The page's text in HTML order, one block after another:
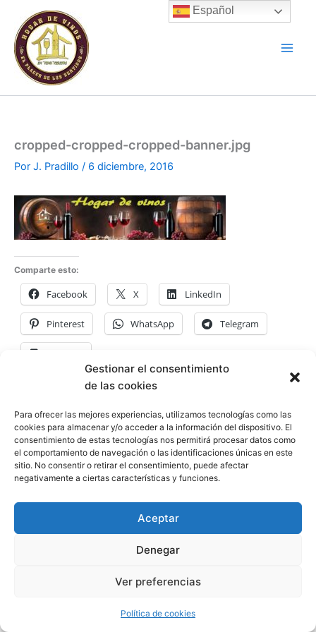
Gestionar el consentimiento
de las cookies
Para ofrecer las mejores experiencias, utilizamos tecnologías como las
cookies para almacenar y/o acceder a la información del dispositivo. El
consentimiento de estas tecnologías nos permitirá procesar datos como
el comportamiento de navegación o las identificaciones únicas en este
sitio. No consentir o retirar el consentimiento, puede afectar
negativamente a ciertas características y funciones.
Aceptar
Denegar
Ver preferencias
Política de cookies
contenido
cropped-cropped-cropped-banner.jpg
Por J. Pradillo / 6 diciembre, 2016
Comparte esto:
Facebook X LinkedIn
Pinterest WhatsApp Telegram
ANTERIOR
Todos los derechos © 2026 hogar de vinos | Funciona gracias a
Usamos cookies en nuestro sitio web para brindarle la
experiencia más relevante recordando sus preferencias y
visitas repetidas. Al hacer clic en "Aceptar", acepta el uso
Español